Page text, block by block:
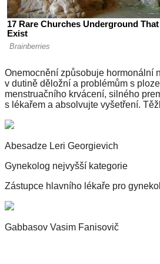
Onemocnění způsobuje hormonální
v dutině děložní a problémům s
menstruačního krvácení, silného
s lékařem a absolvujte vyšetření.
Abesadze Leri Georgievich
Gynekolog nejvyšší kategorie
Zástupce hlavního lékaře pro
Gabbasov Vasim Fanisovič